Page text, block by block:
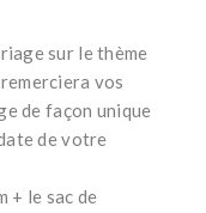
sur le thème
vos
de façon unique
de votre
+ le sac de